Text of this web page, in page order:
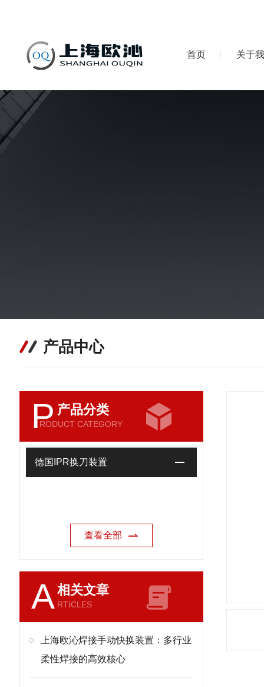
首页 关于
产品中心
P 产品分类
RODUCT CATEGORY
德国IPR换刀装置
查看全部
A相关文章
RTICLES
上海欧沁焊接手动快换装置：多行业
柔性焊接的高效核心